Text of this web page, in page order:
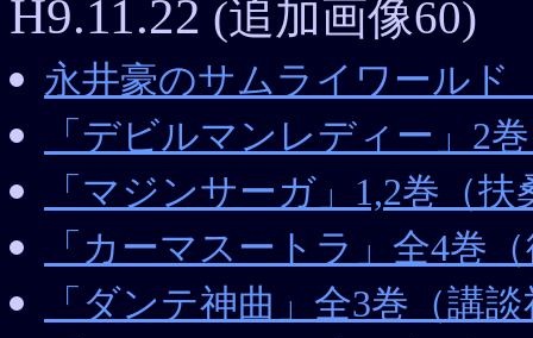
H9.11.22 (追加画像60)
永井豪のサムライワールド
「デビルマンレディー」2
「マジンサーガ」1,2巻（扶
「カーマスートラ」全4巻
「ダンテ神曲」全3巻（講